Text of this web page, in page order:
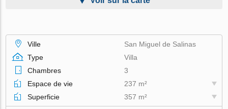
Ville
San Miguel de Salinas
Type
Villa
Chambres
3
Espace de vie
237 m²
Superficie
357 m²